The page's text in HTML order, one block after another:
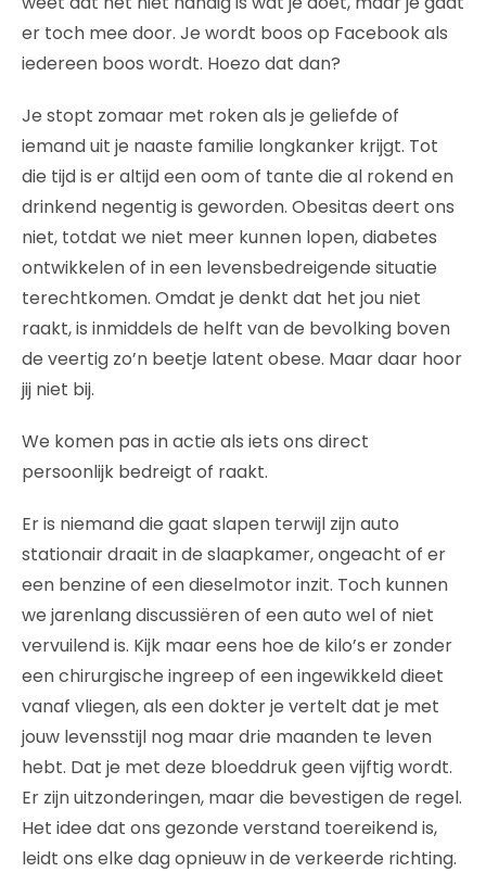
er toch mee door. Je wordt boos op Facebook als
iedereen boos wordt. Hoezo dat dan?
Je stopt zomaar met roken als je geliefde of
iemand uit je naaste familie longkanker krijgt. Tot
die tijd is er altijd een oom of tante die al rokend en
drinkend negentig is geworden. Obesitas deert ons
niet, totdat we niet meer kunnen lopen, diabetes
ontwikkelen of in een levensbedreigende situatie
terechtkomen. Omdat je denkt dat het jou niet
raakt, is inmiddels de helft van de bevolking boven
de veertig zo’n beetje latent obese. Maar daar hoor
jij niet bij.
We komen pas in actie als iets ons direct
persoonlijk bedreigt of raakt.
Er is niemand die gaat slapen terwijl zijn auto
stationair draait in de slaapkamer, ongeacht of er
een benzine of een dieselmotor inzit. Toch kunnen
we jarenlang discussiëren of een auto wel of niet
vervuilend is. Kijk maar eens hoe de kilo’s er zonder
een chirurgische ingreep of een ingewikkeld dieet
vanaf vliegen, als een dokter je vertelt dat je met
jouw levensstijl nog maar drie maanden te leven
hebt. Dat je met deze bloeddruk geen vijftig wordt.
Er zijn uitzonderingen, maar die bevestigen de regel.
Het idee dat ons gezonde verstand toereikend is,
leidt ons elke dag opnieuw in de verkeerde richting.